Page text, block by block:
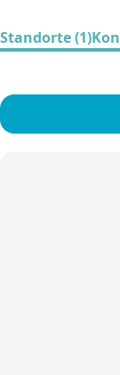
Standorte (1)